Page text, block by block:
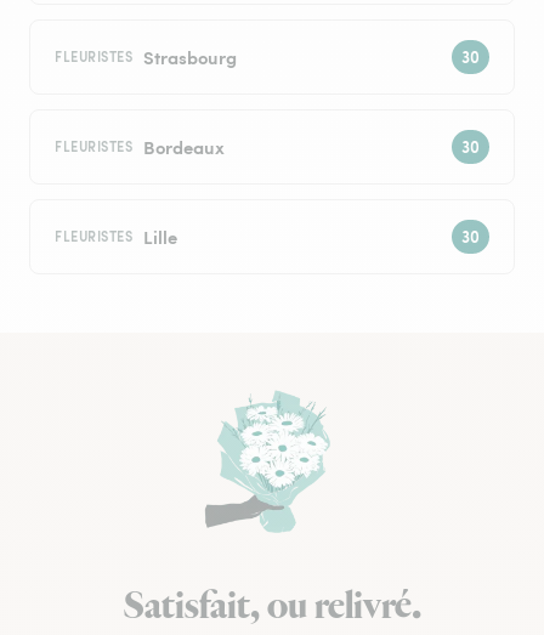
FLEURISTES Strasbourg
FLEURISTES Bordeaux
FLEURISTES Lille
Satisfait, ou relivré.